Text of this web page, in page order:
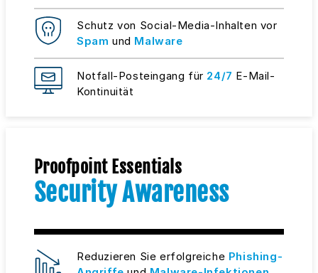
Schutz von Social-Media-Inhalten vor
Spam und Malware
Notfall-Posteingang für 24/7 E-Mail-
Kontinuität
Proofpoint Essentials
Security Awareness
Reduzieren Sie erfolgreiche Phishing-